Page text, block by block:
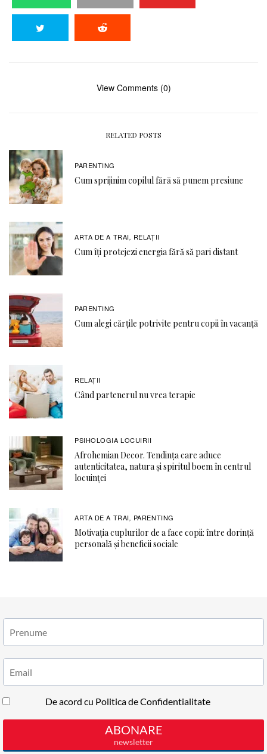
View Comments (0)
RELATED POSTS
PARENTING
Cum sprijinim copilul fără să punem presiune
ARTA DE A TRAI, RELAŢII
Cum îți protejezi energia fără să pari distant
PARENTING
Cum alegi cărțile potrivite pentru copii în vacanță
RELAŢII
Când partenerul nu vrea terapie
PSIHOLOGIA LOCUIRII
Afrohemian Decor. Tendința care aduce
autenticitatea, natura și spiritul boem în centrul
locuinței
ARTA DE A TRAI, PARENTING
Motivația cuplurilor de a face copii: între dorință
personală și beneficii sociale